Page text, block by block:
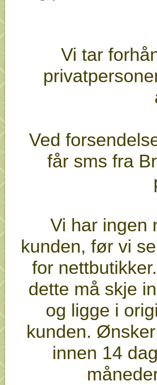
Vi tar
Ved
får sms fra
Vi har ingen
kunden, før vi
for
dette må skje
og ligge i
kunden.
innen 14